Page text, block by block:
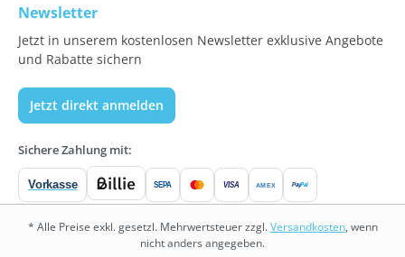
Newsletter
Jetzt in unserem kostenlosen Newsletter exklusive Angebote
und Rabatte sichern
Jetzt direkt anmelden
Sichere Zahlung mit:
Vorkasse SEPA VISA AMEX PayPal
* Alle Preise exkl. gesetzl. Mehrwertsteuer zzgl.Versandkosten, wenn
nicht anders angegeben.